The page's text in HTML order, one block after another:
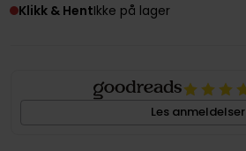
Klikk & HentIkke på lager
Les anmeldelser